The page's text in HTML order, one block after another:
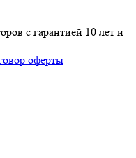
с гарантией 10 лет и
оферты